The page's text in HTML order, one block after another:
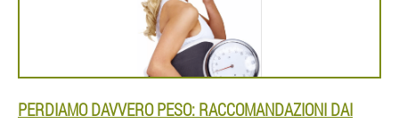
PERDIAMO DAVVERO PESO: RACCOMANDAZIONI DAI